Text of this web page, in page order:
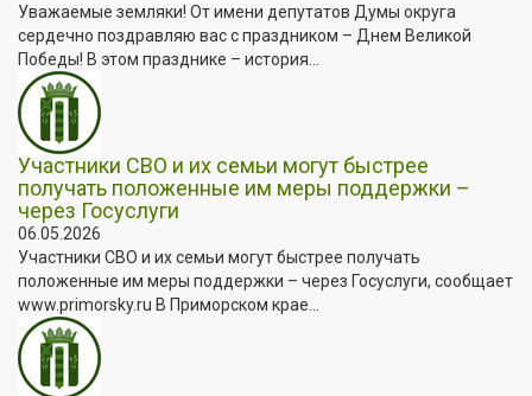
Уважаемые земляки! От имени депутатов Думы округа
сердечно поздравляю вас с праздником – Днем Великой
Победы! В этом празднике – история...
Участники СВО и их семьи могут быстрее
получать положенные им меры поддержки –
через Госуслуги
06.05.2026
Участники СВО и их семьи могут быстрее получать
положенные им меры поддержки – через Госуслуги, сообщает
www.primorsky.ru В Приморском крае...